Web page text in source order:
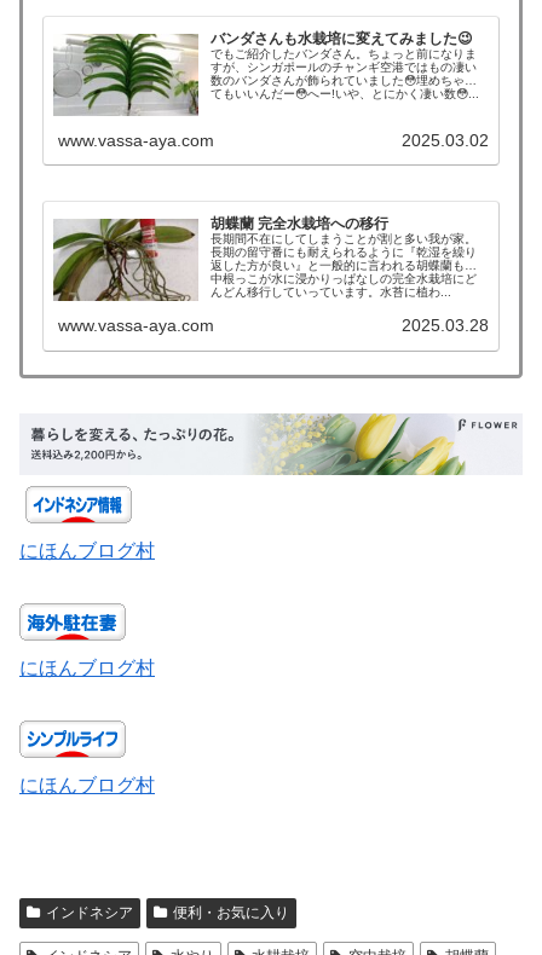
バンダさんも水栽培に変えてみました😉
でもご紹介したバンダさん。ちょっと前になりま
すが、シンガポールのチャンギ空港ではもの凄い
数のバンダさんが飾られていました😳埋めちゃっ
てもいいんだー😳へー!いや、とにかく凄い数😳...
www.vassa-aya.com 2025.03.02
胡蝶蘭 完全水栽培への移行
長期間不在にしてしまうことが割と多い我が家。
長期の留守番にも耐えられるように『乾湿を繰り
返した方が良い』と一般的に言われる胡蝶蘭も年
中根っこが水に浸かりっぱなしの完全水栽培にど
んどん移行していっています。水苔に植わ...
www.vassa-aya.com 2025.03.28
にほんブログ村
にほんブログ村
にほんブログ村
インドネシア 便利・お気に入り